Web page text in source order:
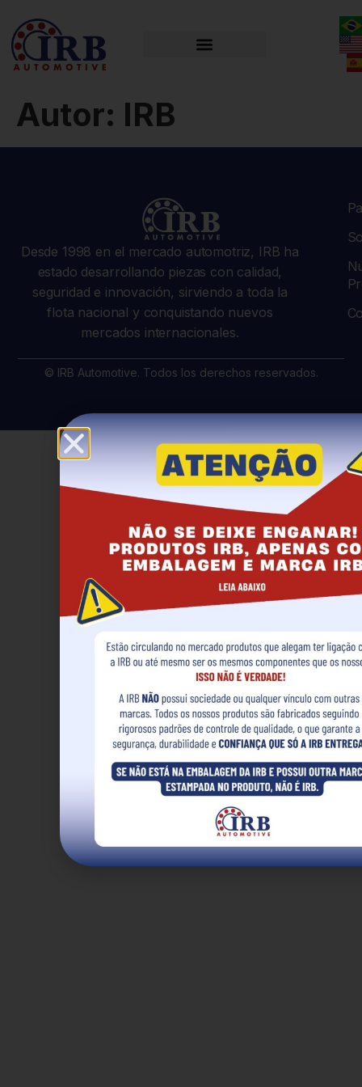
Autor: IRB
Desde 1998 en el mercado automotriz, IRB ha
estado desarrollando piezas con calidad,
seguridad e innovación, sirviendo a toda la
flota nacional y conquistando nuevos
mercados internacionales.
© IRB Automotive. Todos los derechos reservados.